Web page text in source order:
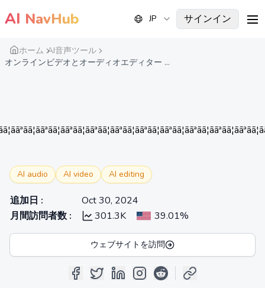
AI NavHub JP サインイン
ホーム AI音声ツール
オンラインビデオとオーディオエディター ...
AI audio AI video AI editing
追加日 :
Oct 30, 2024
月間訪問者数: 301.3K 39.01%
ウェブサイトを訪問